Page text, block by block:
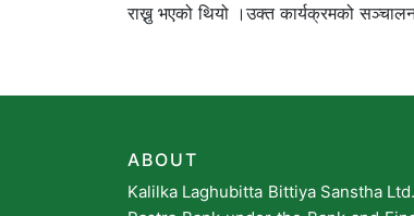
राख्नु भएको थियो ।उक्त कार्यक्रमको
ABOUT
Kalilka Laghubitta Bittiya Sanstha